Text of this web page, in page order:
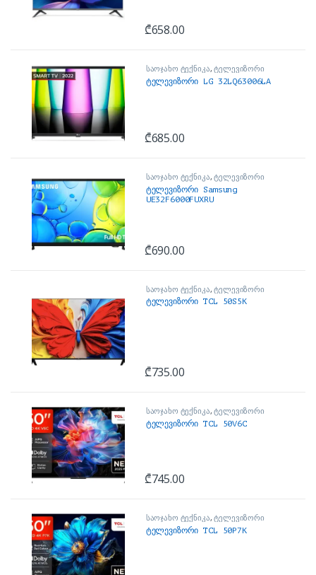
₾658.00
საოჯახო ტექნიკა,ტელევიზორი
ტელევიზორი LG 32LQ63006LA
₾685.00
საოჯახო ტექნიკა,ტელევიზორი
ტელევიზორი Samsung
UE32F6000FUXRU
₾690.00
საოჯახო ტექნიკა,ტელევიზორი
ტელევიზორი TCL 50S5K
₾735.00
საოჯახო ტექნიკა,ტელევიზორი
ტელევიზორი TCL 50V6C
₾745.00
საოჯახო ტექნიკა,ტელევიზორი
ტელევიზორი TCL 50P7K